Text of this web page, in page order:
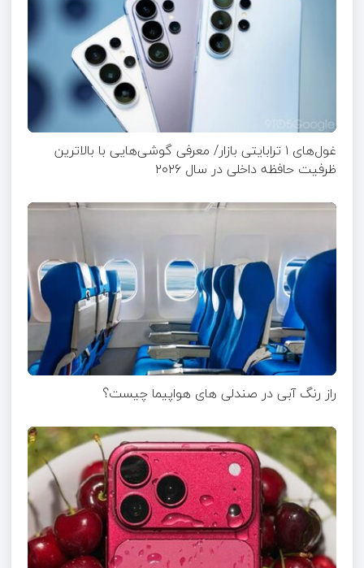
غول‌های ۱ ترابایتی بازار/ معرفی گوشی‌هایی با بالاترین
ظرفیت حافظه داخلی در سال ۲۰۲۶
راز رنگ آبی در صندلی های هواپیما چیست؟